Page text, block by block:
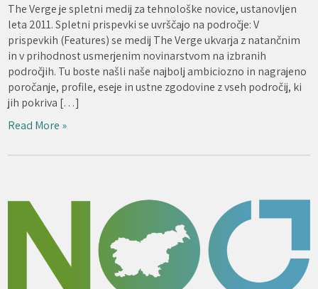
The Verge je spletni medij za tehnološke novice, ustanovljen
leta 2011. Spletni prispevki se uvrščajo na področje: V
prispevkih (Features) se medij The Verge ukvarja z natančnim
in v prihodnost usmerjenim novinarstvom na izbranih
področjih. Tu boste našli naše najbolj ambiciozno in nagrajeno
poročanje, profile, eseje in ustne zgodovine z vseh področij, ki
jih pokriva […]
Read More »